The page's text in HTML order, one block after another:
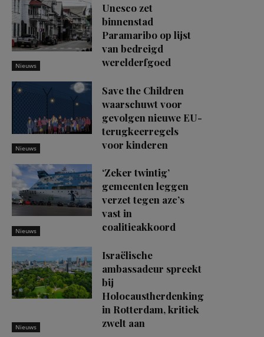
Nieuws
Unesco zet
binnenstad
Paramaribo op lijst
van bedreigd
werelderfgoed
Nieuws
Save the Children
waarschuwt voor
gevolgen nieuwe EU-
terugkeerregels
voor kinderen
Nieuws
‘Zeker twintig’
gemeenten leggen
verzet tegen azc’s
vast in
coalitieakkoord
Nieuws
Israëlische
ambassadeur spreekt
bij
Holocaustherdenking
in Rotterdam, kritiek
zwelt aan